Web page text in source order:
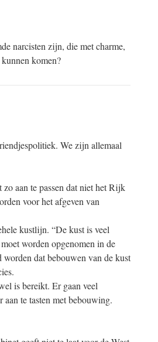
narcisten zijn, die met charme,
komen?
We zijn allemaal
aan te passen dat niet het Rijk
voor het afgeven van
kustlijn. “De kust is veel
worden opgenomen in de
dat bebouwen van de kust
is bereikt. Er gaan veel
te tasten met bebouwing.